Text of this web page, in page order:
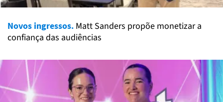
Novos ingressos. Matt Sanders propõe monetizar a
confiança das audiências